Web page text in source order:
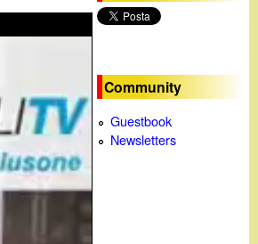
c
Community
Guestbook
Newsletters